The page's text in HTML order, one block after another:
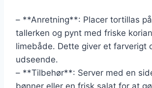
– **Anretning**: Placer tortillas
tallerken og pynt med friske
limebåde. Dette giver et farverigt
udseende.
– **Tilbehør**: Server med en
bønner eller en frisk salat for at